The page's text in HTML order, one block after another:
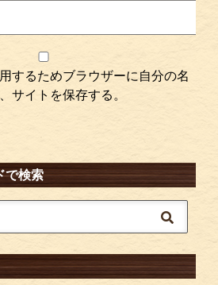
するためブラウザーに自分の名
サイトを保存する。
で検索